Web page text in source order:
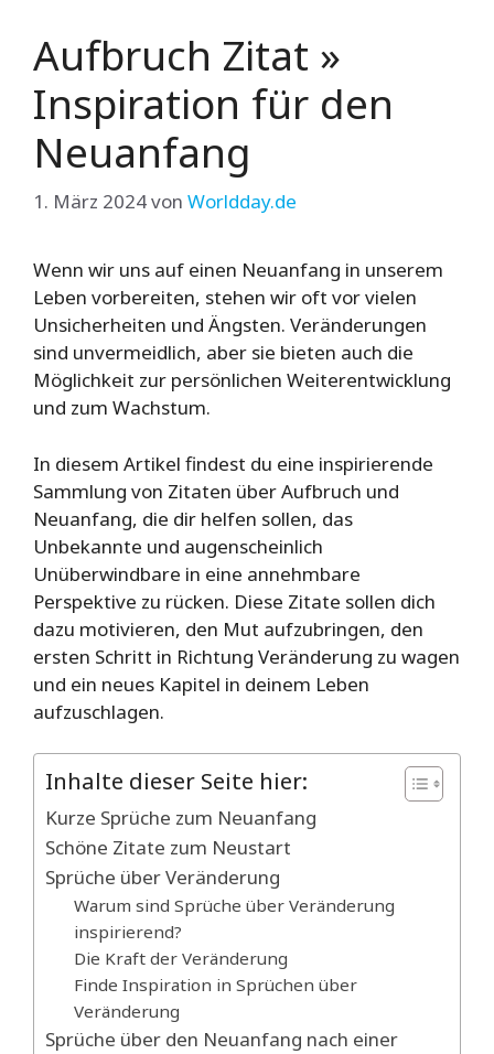
Aufbruch Zitat »
Inspiration für den
Neuanfang
1. März 2024von Worldday.de
Wenn wir uns auf einen Neuanfang in unserem
Leben vorbereiten, stehen wir oft vor vielen
Unsicherheiten und Ängsten. Veränderungen
sind unvermeidlich, aber sie bieten auch die
Möglichkeit zur persönlichen Weiterentwicklung
und zum Wachstum.
In diesem Artikel findest du eine inspirierende
Sammlung von Zitaten über Aufbruch und
Neuanfang, die dir helfen sollen, das
Unbekannte und augenscheinlich
Unüberwindbare in eine annehmbare
Perspektive zu rücken. Diese Zitate sollen dich
dazu motivieren, den Mut aufzubringen, den
ersten Schritt in Richtung Veränderung zu wagen
und ein neues Kapitel in deinem Leben
aufzuschlagen.
Inhalte dieser Seite hier:
Kurze Sprüche zum Neuanfang
Schöne Zitate zum Neustart
Sprüche über Veränderung
Warum sind Sprüche über Veränderung
inspirierend?
Die Kraft der Veränderung
Finde Inspiration in Sprüchen über
Veränderung
Sprüche über den Neuanfang nach einer